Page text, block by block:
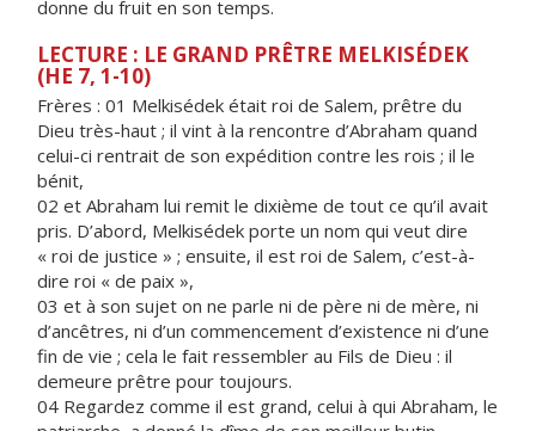
donne du fruit en son temps.
LECTURE : LE GRAND PRÊTRE MELKISÉDEK
(HE 7, 1-10)
Frères : 01 Melkisédek était roi de Salem, prêtre du
Dieu très-haut ; il vint à la rencontre d’Abraham quand
celui-ci rentrait de son expédition contre les rois ; il le
bénit,
02 et Abraham lui remit le dixième de tout ce qu’il avait
pris. D’abord, Melkisédek porte un nom qui veut dire
« roi de justice » ; ensuite, il est roi de Salem, c’est-à-
dire roi « de paix »,
03 et à son sujet on ne parle ni de père ni de mère, ni
d’ancêtres, ni d’un commencement d’existence ni d’une
fin de vie ; cela le fait ressembler au Fils de Dieu : il
demeure prêtre pour toujours.
04 Regardez comme il est grand, celui à qui Abraham, le